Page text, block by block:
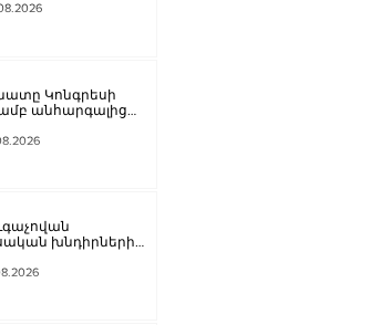
Կոնգրեսի
անհարգալից
մեղավոր է ճանաչել
խնդիրների
մասին